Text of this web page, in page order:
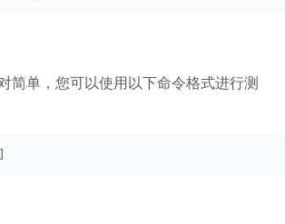
简单，您可以使用以下命令格式进行测